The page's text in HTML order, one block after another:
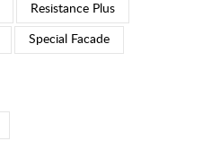
Resistance Plus
Special Faсade